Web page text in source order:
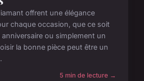
offrent une élégance
chaque occasion, que ce soit
ou simplement un
la bonne pièce peut être un
5 min de lecture →